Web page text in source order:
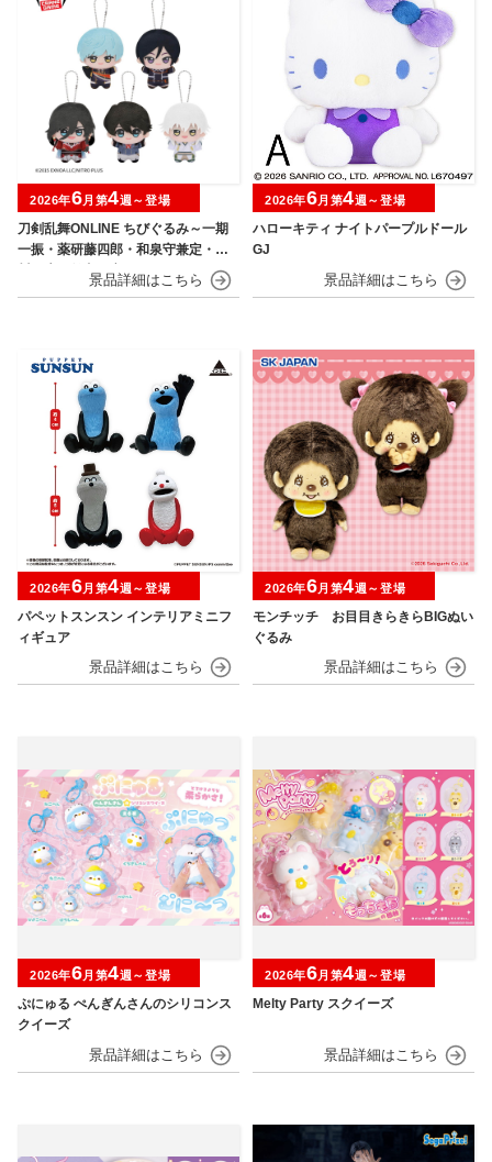
刀剣乱舞ONLINE ちびぐるみ～一期
一振・薬研藤四郎・和泉守兼定・堀
川国広・鶴丸国永～
2026年6月第4週～登場
ハローキティ ナイトパープルドール
GJ
2026年6月第4週～登場
パペットスンスン インテリアミニフ
ィギュア
2026年6月第4週～登場
モンチッチ お目目きらきらBIGぬい
ぐるみ
2026年6月第4週～登場
ぷにゅる ぺんぎんさんのシリコンス
クイーズ
2026年6月第4週～登場
Melty Party スクイーズ
2026年6月第4週～登場